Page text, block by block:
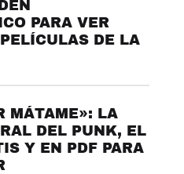
PARA VER
DE LA
MÁTAME»: LA
DEL PUNK, EL
Y EN PDF PARA